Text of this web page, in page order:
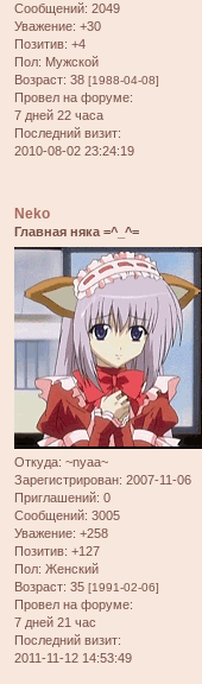
Сообщений: 2049
Уважение: +30
Позитив: +4
Пол: Мужской
Возраст: 38 [1988-04-08]
Провел на форуме:
7 дней 22 часа
Последний визит:
2010-08-02 23:24:19
Neko
Главная няка =^_^=
Откуда: ~nyaa~
Зарегистрирован: 2007-11-06
Приглашений: 0
Сообщений: 3005
Уважение: +258
Позитив: +127
Пол: Женский
Возраст: 35 [1991-02-06]
Провел на форуме:
7 дней 21 час
Последний визит:
2011-11-12 14:53:49